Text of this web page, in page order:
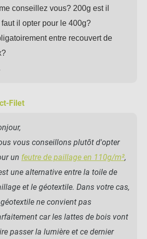
conseillez vous? 200g est il
il opter pour le 400g?
entre recouvert de
Filet
vous conseillons plutôt d'opter
un feutre de paillage en 110g/m²,
une alternative entre la toile de
et le géotextile. Dans votre cas,
ne convient pas
car les lattes de bois vont
passer la lumière et ce dernier